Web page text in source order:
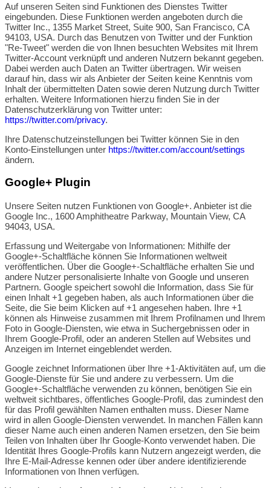
Auf unseren Seiten sind Funktionen des Dienstes Twitter
eingebunden. Diese Funktionen werden angeboten durch die
Twitter Inc., 1355 Market Street, Suite 900, San Francisco, CA
94103, USA. Durch das Benutzen von Twitter und der Funktion
"Re-Tweet" werden die von Ihnen besuchten Websites mit Ihrem
Twitter-Account verknüpft und anderen Nutzern bekannt gegeben.
Dabei werden auch Daten an Twitter übertragen. Wir weisen
darauf hin, dass wir als Anbieter der Seiten keine Kenntnis vom
Inhalt der übermittelten Daten sowie deren Nutzung durch Twitter
erhalten. Weitere Informationen hierzu finden Sie in der
Datenschutzerklärung von Twitter unter:
https://twitter.com/privacy.
Ihre Datenschutzeinstellungen bei Twitter können Sie in den
Konto-Einstellungen unter https://twitter.com/account/settings
ändern.
Google+ Plugin
Unsere Seiten nutzen Funktionen von Google+. Anbieter ist die
Google Inc., 1600 Amphitheatre Parkway, Mountain View, CA
94043, USA.
Erfassung und Weitergabe von Informationen: Mithilfe der
Google+-Schaltfläche können Sie Informationen weltweit
veröffentlichen. Über die Google+-Schaltfläche erhalten Sie und
andere Nutzer personalisierte Inhalte von Google und unseren
Partnern. Google speichert sowohl die Information, dass Sie für
einen Inhalt +1 gegeben haben, als auch Informationen über die
Seite, die Sie beim Klicken auf +1 angesehen haben. Ihre +1
können als Hinweise zusammen mit Ihrem Profilnamen und Ihrem
Foto in Google-Diensten, wie etwa in Suchergebnissen oder in
Ihrem Google-Profil, oder an anderen Stellen auf Websites und
Anzeigen im Internet eingeblendet werden.
Google zeichnet Informationen über Ihre +1-Aktivitäten auf, um die
Google-Dienste für Sie und andere zu verbessern. Um die
Google+-Schaltfläche verwenden zu können, benötigen Sie ein
weltweit sichtbares, öffentliches Google-Profil, das zumindest den
für das Profil gewählten Namen enthalten muss. Dieser Name
wird in allen Google-Diensten verwendet. In manchen Fällen kann
dieser Name auch einen anderen Namen ersetzen, den Sie beim
Teilen von Inhalten über Ihr Google-Konto verwendet haben. Die
Identität Ihres Google-Profils kann Nutzern angezeigt werden, die
Ihre E-Mail-Adresse kennen oder über andere identifizierende
Informationen von Ihnen verfügen.